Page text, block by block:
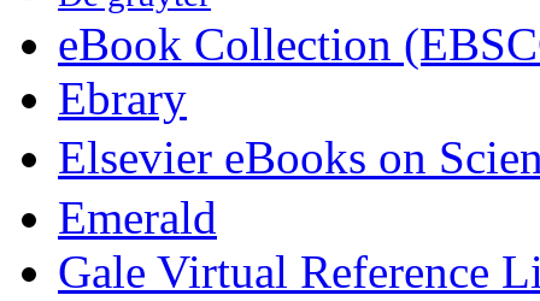
eBook Collection
Ebrary
Elsevier eBooks on
Emerald
Gale Virtual Reference